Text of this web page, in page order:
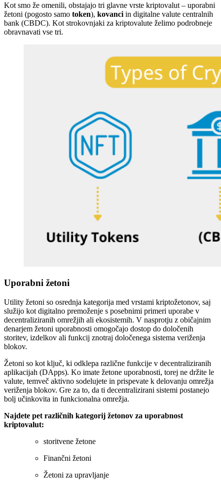
Kot smo že omenili, obstajajo tri glavne vrste kriptovalut – uporabni
žetoni (pogosto samo token), kovanci in digitalne valute centralnih
bank (CBDC). Kot strokovnjaki za kriptovalute želimo podrobneje
obravnavati vse tri.
Uporabni žetoni
Utility žetoni so osrednja kategorija med vrstami kriptožetonov, saj
služijo kot digitalno premoženje s posebnimi primeri uporabe v
decentraliziranih omrežjih ali ekosistemih. V nasprotju z običajnim
denarjem žetoni uporabnosti omogočajo dostop do določenih
storitev, izdelkov ali funkcij znotraj določenega sistema veriženja
blokov.
Žetoni so kot ključ, ki odklepa različne funkcije v decentraliziranih
aplikacijah (DApps). Ko imate žetone uporabnosti, torej ne držite le
valute, temveč aktivno sodelujete in prispevate k delovanju omrežja
veriženja blokov. Gre za to, da ti decentralizirani sistemi postanejo
bolj učinkovita in funkcionalna omrežja.
Najdete pet različnih kategorij žetonov za uporabnost
kriptovalut:
storitvene žetone
Finančni žetoni
Žetoni za upravljanje